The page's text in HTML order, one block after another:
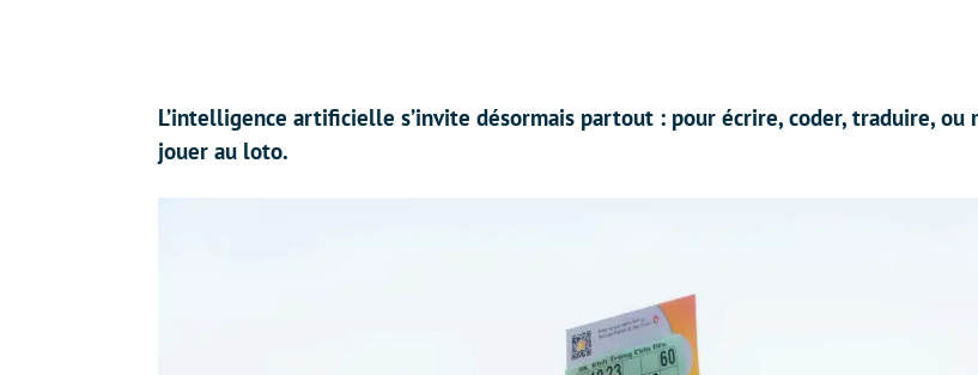
L’intelligence artificielle s’invite désormais partout : pour écrire, coder, traduire, ou
jouer au loto.